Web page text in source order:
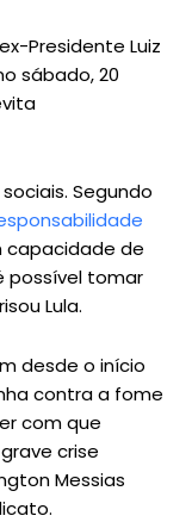
Presidente Luiz
sábado, 20
Segundo
capacidade de
possível tomar
Lula.
desde o início
contra a fome
com que
crise
Messias